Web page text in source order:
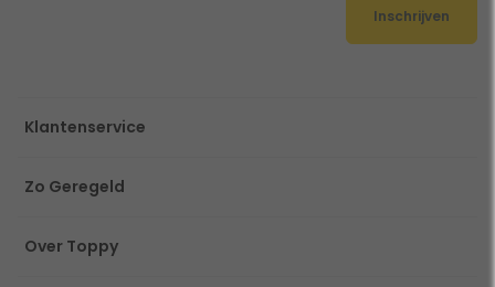
Inschrijven
Klantenservice
Zo Geregeld
Over Toppy